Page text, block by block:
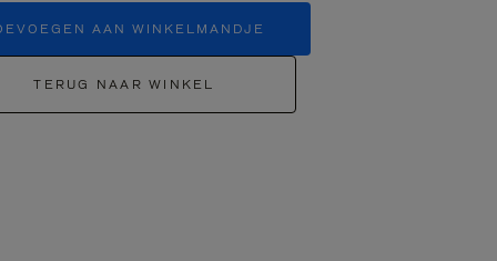
AAN WINKELMANDJE
TERUG NAAR WINKEL